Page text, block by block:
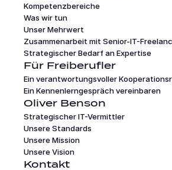
Kompetenzbereiche
Was wir tun
Unser Mehrwert
Zusammenarbeit mit Senior-IT-
Strategischer Bedarf an Expertise
Für Freiberufler
Ein verantwortungsvoller
Ein Kennenlerngespräch vereinbaren
Oliver Benson
Strategischer IT-Vermittler
Unsere Standards
Unsere Mission
Unsere Vision
Kontakt